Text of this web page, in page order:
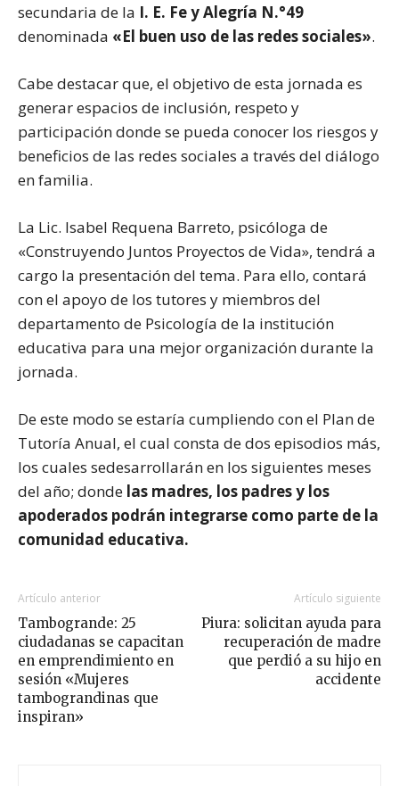
secundaria de la I. E. Fe y Alegría N.°49
denominada «El buen uso de las redes sociales».
Cabe destacar que, el objetivo de esta jornada es
generar espacios de inclusión, respeto y
participación donde se pueda conocer los riesgos y
beneficios de las redes sociales a través del diálogo
en familia.
La Lic. Isabel Requena Barreto, psicóloga de
«Construyendo Juntos Proyectos de Vida», tendrá a
cargo la presentación del tema. Para ello, contará
con el apoyo de los tutores y miembros del
departamento de Psicología de la institución
educativa para una mejor organización durante la
jornada.
De este modo se estaría cumpliendo con el Plan de
Tutoría Anual, el cual consta de dos episodios más,
los cuales sedesarrollarán en los siguientes meses
del año; donde las madres, los padres y los
apoderados podrán integrarse como parte de la
comunidad educativa.
Artículo anterior
Tambogrande: 25
ciudadanas se capacitan
en emprendimiento en
sesión «Mujeres
tambograndinas que
inspiran»
Artículo siguiente
Piura: solicitan ayuda para
recuperación de madre
que perdió a su hijo en
accidente